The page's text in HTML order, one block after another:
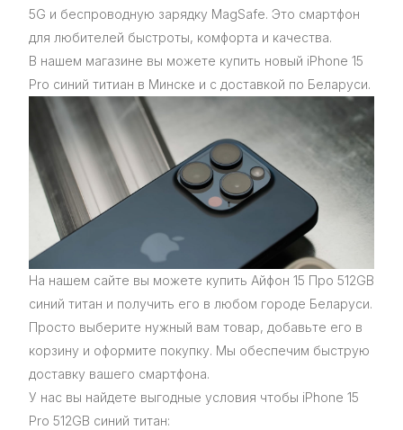
5G и беспроводную зарядку MagSafe. Это смартфон
для любителей быстроты, комфорта и качества.
В нашем магазине вы можете купить новый iPhone 15
Pro синий титиан в Минске и с доставкой по Беларуси.
На нашем сайте вы можете купить Айфон 15 Про 512GB
синий титан и получить его в любом городе Беларуси.
Просто выберите нужный вам товар, добавьте его в
корзину и оформите покупку. Мы обеспечим быструю
доставку вашего смартфона.
У нас вы найдете выгодные условия чтобы iPhone 15
Pro 512GB синий титан: